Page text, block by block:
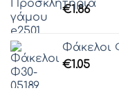
€1.86
Φάκελοι
€1.05